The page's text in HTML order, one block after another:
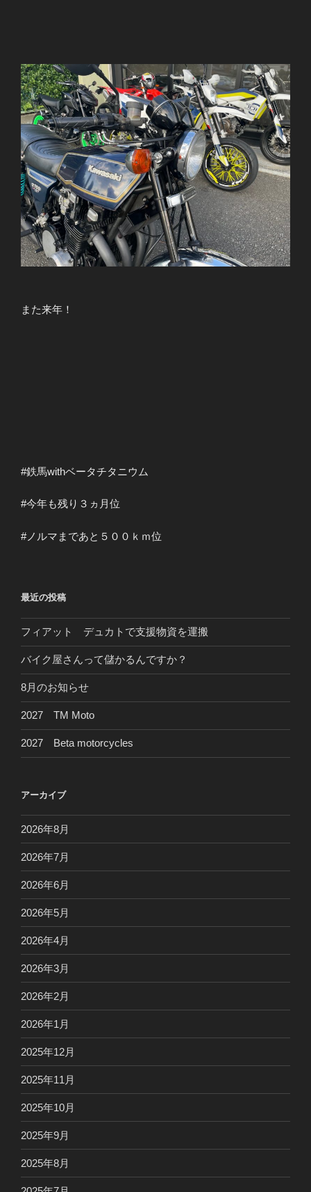
また来年！
#鉄馬withベータチタニウム
#今年も残り３ヵ月位
#ノルマまであと５００ｋｍ位
最近の投稿
フィアット デュカトで支援物資を運搬
バイク屋さんって儲かるんですか？
8月のお知らせ
2027 TM Moto
2027 Beta motorcycles
アーカイブ
2026年8月
2026年7月
2026年6月
2026年5月
2026年4月
2026年3月
2026年2月
2026年1月
2025年12月
2025年11月
2025年10月
2025年9月
2025年8月